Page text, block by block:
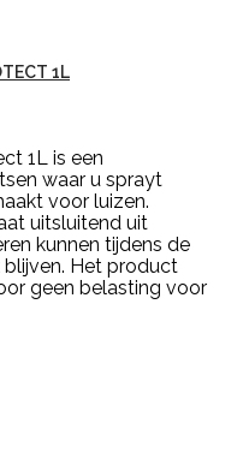
1L
1L is een
waar u sprayt
voor luizen.
uitsluitend uit
kunnen tijdens de
Het product
geen belasting voor